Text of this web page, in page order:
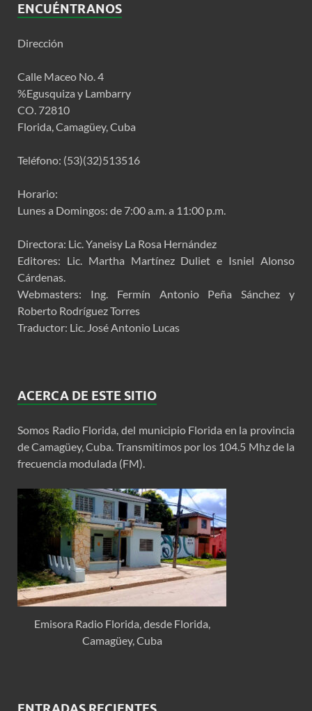
ENCUÉNTRANOS
Dirección
Calle Maceo No. 4
%Egusquiza y Lambarry
CO. 72810
Florida, Camagüey, Cuba
Teléfono: (53)(32)513516
Horario:
Lunes a Domingos: de 7:00 a.m. a 11:00 p.m.
Directora: Lic. Yaneisy La Rosa Hernández
Editores: Lic. Martha Martínez Duliet e Isniel Alonso
Cárdenas.
Webmasters: Ing. Fermín Antonio Peña Sánchez y
Roberto Rodríguez Torres
Traductor: Lic. José Antonio Lucas
ACERCA DE ESTE SITIO
Somos Radio Florida, del municipio Florida en la provincia
de Camagüey, Cuba. Transmitimos por los 104.5 Mhz de la
frecuencia modulada (FM).
Emisora Radio Florida, desde Florida,
Camagüey, Cuba